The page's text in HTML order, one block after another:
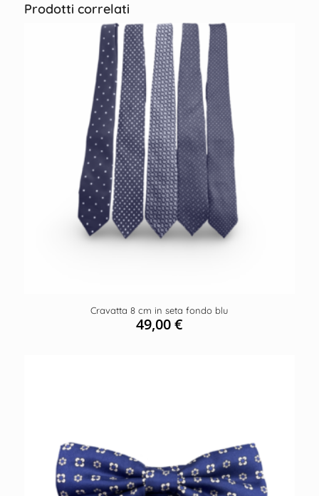
Prodotti correlati
Cravatta 8 cm in seta fondo blu
49,00€